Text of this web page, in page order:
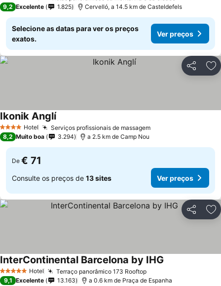
9,2 Excelente 1.825 Cervelló, a 14.5 km de Casteldefels
Selecione as datas para ver os preços
exatos.
Ver preços
Partilhar
4 EstrelasHotel Serviços profissionais de massagemVer preços
Ikonik AnglíVer preços
8,2 Muito boa 3.294 a 2.5 km de Camp Nou
De € 71
Consulte os preços de 13 sites Ver preços
Partilhar
5 Estrelas Hotel Terraço panorâmico 173 RooftopVer preços
InterContinental Barcelona by IHG
9,1 Excelente 13.163 a 0.6 km de Praça de Espanha